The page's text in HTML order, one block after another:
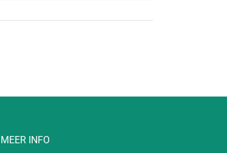
MEER INFO